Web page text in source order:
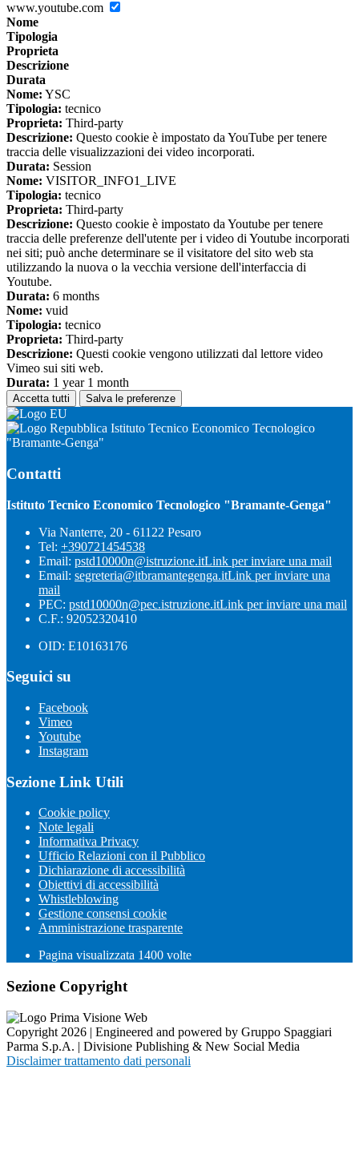
www.youtube.com
Nome
Tipologia
Proprieta
Descrizione
Durata
Nome: YSC
Tipologia: tecnico
Proprieta: Third-party
Descrizione: Questo cookie è impostato da YouTube per tenere
traccia delle visualizzazioni dei video incorporati.
Durata: Session
Nome: VISITOR_INFO1_LIVE
Tipologia: tecnico
Proprieta: Third-party
Descrizione: Questo cookie è impostato da Youtube per tenere
traccia delle preferenze dell'utente per i video di Youtube incorporati
nei siti; può anche determinare se il visitatore del sito web sta
utilizzando la nuova o la vecchia versione dell'interfaccia di
Youtube.
Durata: 6 months
Nome: vuid
Tipologia: tecnico
Proprieta: Third-party
Descrizione: Questi cookie vengono utilizzati dal lettore video
Vimeo sui siti web.
Durata: 1 year 1 month
Accetta tutti Salva le preferenze
Istituto Tecnico Economico Tecnologico
"Bramante-Genga"
Contatti
Istituto Tecnico Economico Tecnologico "Bramante-Genga"
Via Nanterre, 20 - 61122 Pesaro
Tel: +390721454538
Email: pstd10000n@istruzione.itLink per inviare una mail
Email: segreteria@itbramantegenga.itLink per inviare una
mail
PEC: pstd10000n@pec.istruzione.itLink per inviare una mail
C.F.: 92052320410
OID: E10163176
Seguici su
Facebook
Vimeo
Youtube
Instagram
Sezione Link Utili
Cookie policy
Note legali
Informativa Privacy
Ufficio Relazioni con il Pubblico
Dichiarazione di accessibilità
Obiettivi di accessibilità
Whistleblowing
Gestione consensi cookie
Amministrazione trasparente
Pagina visualizzata 1400 volte
Sezione Copyright
Copyright 2026 | Engineered and powered by Gruppo Spaggiari
Parma S.p.A. | Divisione Publishing & New Social Media
Disclaimer trattamento dati personali